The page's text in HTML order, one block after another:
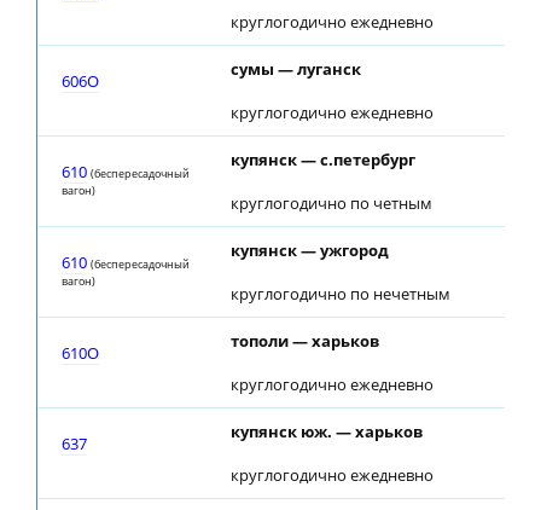
круглогодично ежедневно
606О
сумы — луганск
круглогодично ежедневно
610 (беспересадочный
вагон)
купянск — с.петербург
круглогодично по четным
610 (беспересадочный
вагон)
купянск — ужгород
круглогодично по нечетным
610О
тополи — харьков
круглогодично ежедневно
637
купянск юж. — харьков
круглогодично ежедневно